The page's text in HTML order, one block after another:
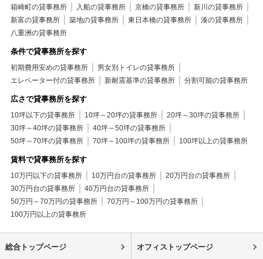
箱崎町の貸事務所
入船の貸事務所 京橋の貸事務所
新川の貸事務所
新富の貸事務所
築地の貸事務所 東日本橋の貸事務所
湊の貸事務所
八重洲の貸事務所
条件で貸事務所を探す
初期費用安めの貸事務所
男女別トイレの貸事務所
エレベーター付の貸事務所
新耐震基準の貸事務所 分割可能の貸事務所
広さで貸事務所を探す
10坪以下の貸事務所 10坪～20坪の貸事務所
20坪～30坪の貸事務所
30坪～40坪の貸事務所
40坪～50坪の貸事務所
50坪～70坪の貸事務所
70坪～100坪の貸事務所 100坪以上の貸事務所
賃料で貸事務所を探す
10万円以下の貸事務所 10万円台の貸事務所
20万円台の貸事務所
30万円台の貸事務所
40万円台の貸事務所
50万円～70万円の貸事務所
70万円～100万円の貸事務所
100万円以上の貸事務所
総合トップページ オフィストップページ